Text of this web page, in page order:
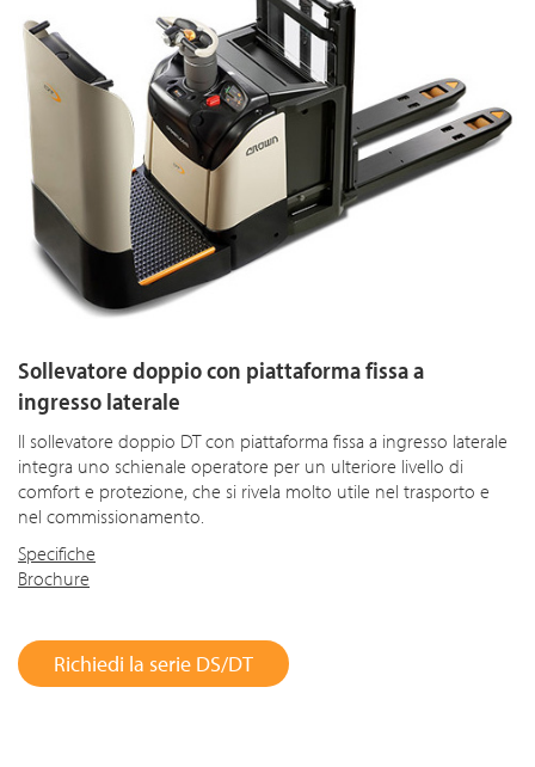
Sollevatore doppio con piattaforma fissa a
ingresso laterale
Il sollevatore doppio DT con piattaforma fissa a ingresso laterale
integra uno schienale operatore per un ulteriore livello di
comfort e protezione, che si rivela molto utile nel trasporto e
nel commissionamento.
Specifiche
Brochure
Richiedi la serie DS/DT